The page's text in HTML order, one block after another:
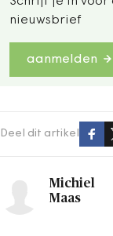
nieuwsbrief
aanmelden
Deel dit artikel
Michiel
Maas